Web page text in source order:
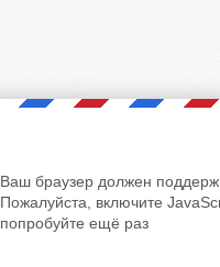
Ваш браузер должен
Пожалуйста, включите
попробуйте ещё раз